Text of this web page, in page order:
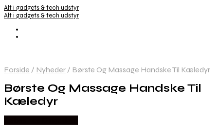
Alt i gadgets & tech udstyr
Alt i gadgets & tech udstyr
Forside / Nyheder / Børste Og Massage Handske Til Kæledyr
Børste Og Massage Handske Til
Kæledyr